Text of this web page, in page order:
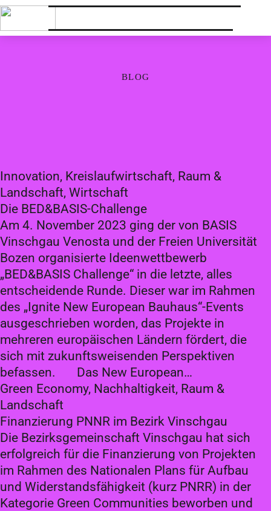
BLOG
Innovation, Kreislaufwirtschaft, Raum &
Landschaft, Wirtschaft
Die BED&BASIS-Challenge
Am 4. November 2023 ging der von BASIS
Vinschgau Venosta und der Freien Universität
Bozen organisierte Ideenwettbewerb
„BED&BASIS Challenge“ in die letzte, alles
entscheidende Runde. Dieser war im Rahmen
des „Ignite New European Bauhaus“-Events
ausgeschrieben worden, das Projekte in
mehreren europäischen Ländern fördert, die
sich mit zukunftsweisenden Perspektiven
befassen. Das New European…
Green Economy, Nachhaltigkeit, Raum &
Landschaft
Finanzierung PNNR im Bezirk Vinschgau
Die Bezirksgemeinschaft Vinschgau hat sich
erfolgreich für die Finanzierung von Projekten
im Rahmen des Nationalen Plans für Aufbau
und Widerstandsfähigkeit (kurz PNRR) in der
Kategorie Green Communities beworben und